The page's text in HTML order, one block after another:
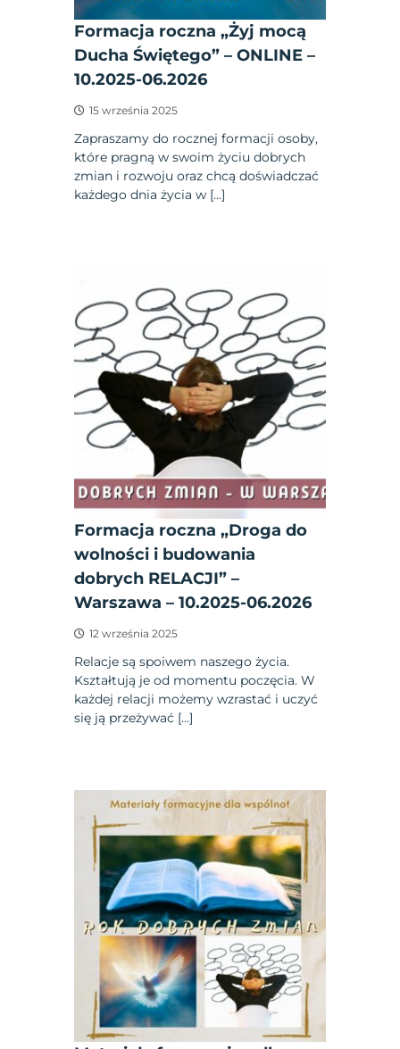
Formacja roczna „Żyj mocą
Ducha Świętego” – ONLINE –
10.2025-06.2026
15 września 2025
Zapraszamy do rocznej formacji osoby,
które pragną w swoim życiu dobrych
zmian i rozwoju oraz chcą doświadczać
każdego dnia życia w […]
Formacja roczna „Droga do
wolności i budowania
dobrych RELACJI” –
Warszawa – 10.2025-06.2026
12 września 2025
Relacje są spoiwem naszego życia.
Kształtują je od momentu poczęcia. W
każdej relacji możemy wzrastać i uczyć
się ją przeżywać […]